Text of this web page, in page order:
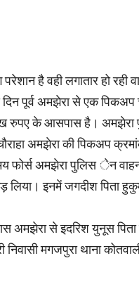
है वही लगातार हो
दिन पूर्व अमझेरा से एक
रुपए के आसपास है। अमझेरा
चौराहा अमझेरा की
फोर्स अमझेरा पुलिस ेन
इनमें जगदीश पिता
अमझेरा से इदरिश युनूस
मगजपुरा थाना